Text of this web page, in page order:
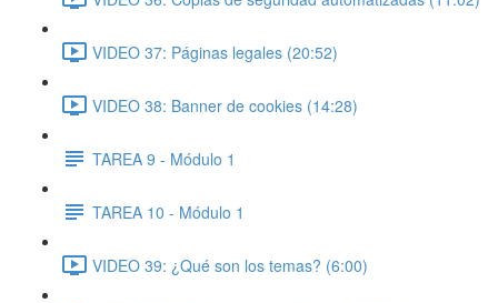
VIDEO 37: Páginas legales (20:52)
VIDEO 38: Banner de cookies (14:28)
TAREA 9 - Módulo 1
TAREA 10 - Módulo 1
VIDEO 39: ¿Qué son los temas? (6:00)